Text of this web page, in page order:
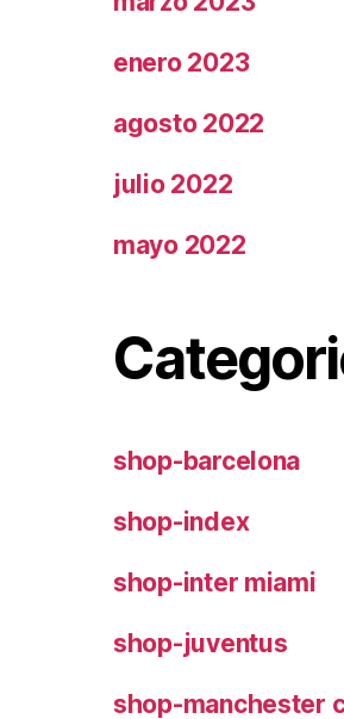
enero 2023
agosto 2022
julio 2022
mayo 2022
shop-barcelona
shop-index
shop-inter miami
shop-juventus
shop-manchester